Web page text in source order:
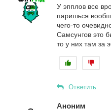
У эпплов все
паришься
чего-то
Самсунгов это
то у них там за
Ответить
Аноним